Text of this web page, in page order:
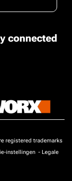
connected
registered trademarks
instellingen - Legale